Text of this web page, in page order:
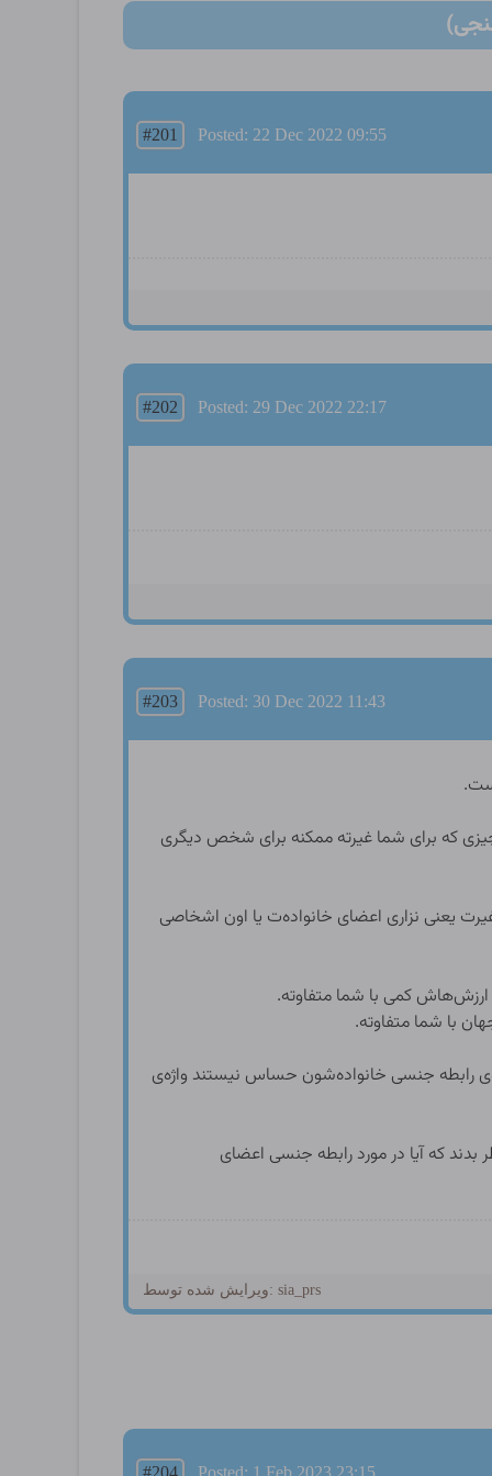
#201 Posted: 22 Dec 2022 09:55
#202 Posted: 29 Dec 2022 22:17
#203 Posted: 30 Dec 2022 11:43
که برای شما غیرته ممکنه برای شخص دیگری
یعنی نزاری اعضای خانواده‌ت یا اون اشخاصی
کمی با شما متفاوته.
با شما متفاوته.
رابطه جنسی خانواده‌شون حساس نیستند واژه‌ی
بدند که آیا در مورد رابطه جنسی اعضای
ویرایش شده توسط: sia_prs
#204 Posted: 1 Feb 2023 23:15